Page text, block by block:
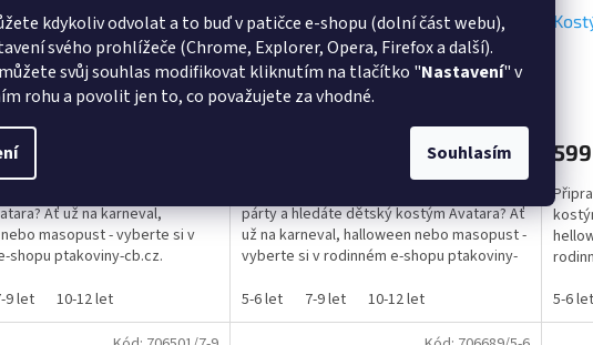
kdykoliv odvolat a to buď v patičce e-shopu (dolní část webu),
svého prohlížeče (Chrome, Explorer, Opera, Firefox a další).
svůj souhlas modifikovat kliknutím na tlačítko "Nastavení" v
rohu a povolit jen to, co považujete za vhodné.
Souhlasím
Avatar kluk
Skladem
Ať už na karneval,
masopust - vyberte si v
shopu ptakoviny-cb.cz.
9 let 10-12 let
Kostým - Avatar dívka
DETAIL
párty a hledáte dětský kostým Avatara? Ať
už na karneval, halloween nebo masopust -
vyberte si v rodinném e-shopu ptakoviny-
5-6 let
7-9 let 10-12 let
je
z
5
5-6 let